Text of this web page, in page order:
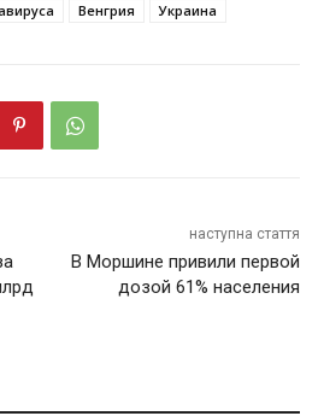
Венгрия Украина
наступна стаття
В Моршине привили первой
дозой 61% населения